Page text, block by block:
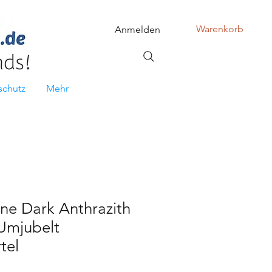
Warenkorb
Anmelden
Mehr
Dark Anthrazith